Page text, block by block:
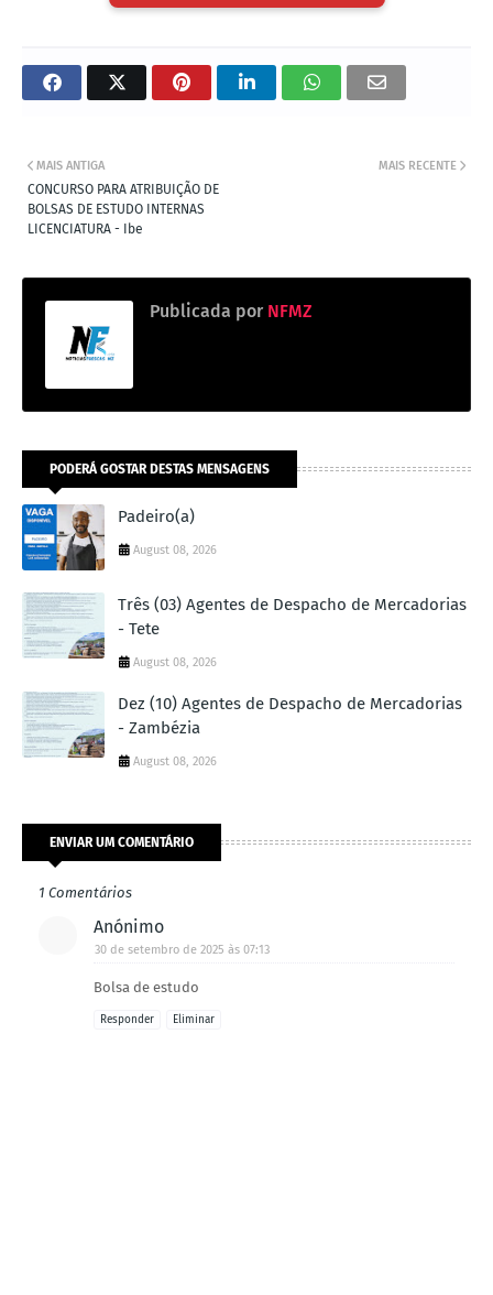
MAIS RECENTE
MAIS ANTIGA
CONCURSO PARA ATRIBUIÇÃO DE
BOLSAS DE ESTUDO INTERNAS
LICENCIATURA - Ibe
Publicada por NFMZ
PODERÁ GOSTAR DESTAS MENSAGENS
Padeiro(a)
August 08, 2026
Três (03) Agentes de Despacho de Mercadorias
- Tete
August 08, 2026
Dez (10) Agentes de Despacho de Mercadorias
- Zambézia
August 08, 2026
ENVIAR UM COMENTÁRIO
1 Comentários
Anónimo
30 de setembro de 2025 às 07:13
Bolsa de estudo
Responder Eliminar